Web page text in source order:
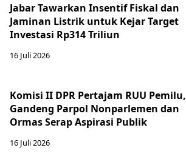
Jabar Tawarkan Insentif Fiskal dan
Jaminan Listrik untuk Kejar Target
Investasi Rp314 Triliun
16 Juli 2026
Komisi II DPR Pertajam RUU Pemilu,
Gandeng Parpol Nonparlemen dan
Ormas Serap Aspirasi Publik
16 Juli 2026